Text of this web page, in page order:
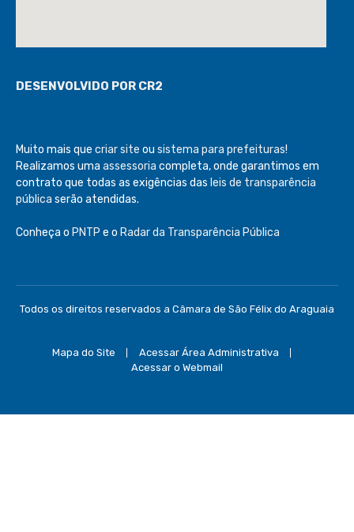
DESENVOLVIDO POR CR2
Muito mais que criar site ou sistema para prefeituras!
Realizamos uma assessoria completa, onde garantimos em
contrato que todas as exigências das leis de transparência
pública serão atendidas.
Conheça o PNTP e o Radar da Transparência Pública
Todos os direitos reservados a Câmara de São Félix do Araguaia
Mapa do Site
Acessar Área Administrativa
Acessar o Webmail